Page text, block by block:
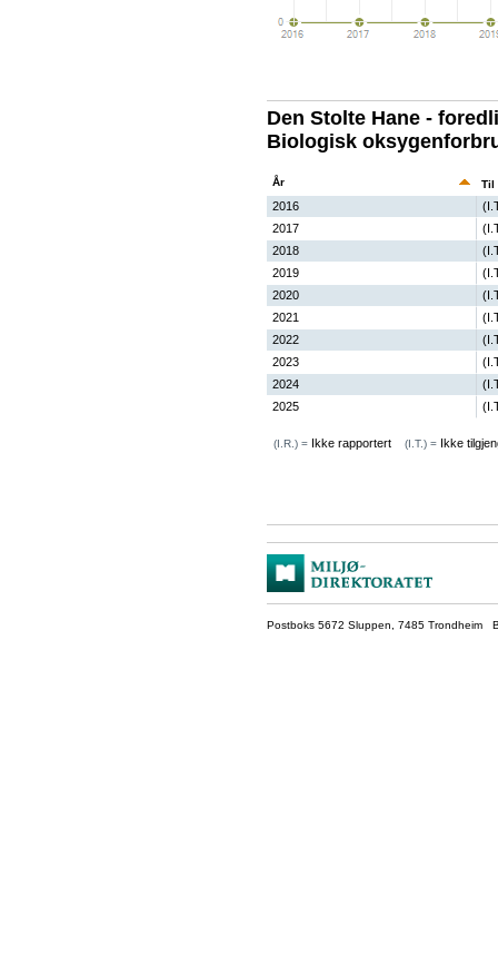
Den Stolte Hane -
Biologisk
År
2016
2017
2018
2019
2020
2021
2022
2023
2024
2025
(I.R.) = Ikke rapportert (I.T.) = Ikke
Postboks 5672 Sluppen, 7485 Trondheim